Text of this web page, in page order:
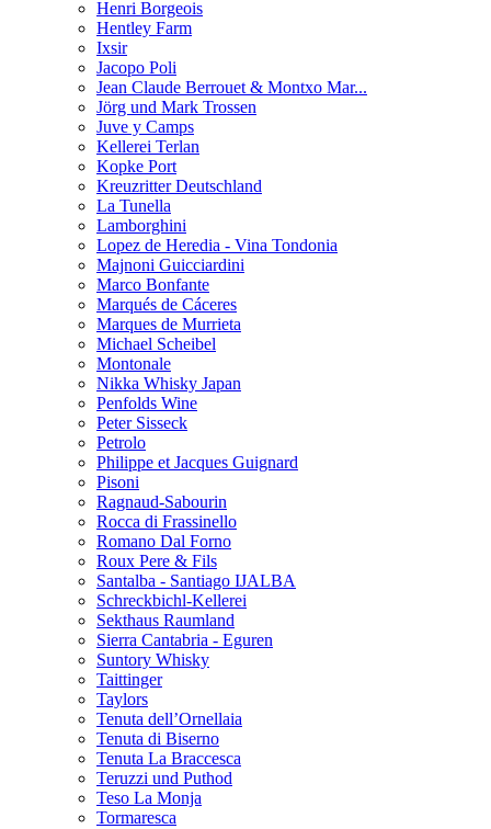
Henri Borgeois
Hentley Farm
Ixsir
Jacopo Poli
Jean Claude Berrouet & Montxo Mar...
Jörg und Mark Trossen
Juve y Camps
Kellerei Terlan
Kopke Port
Kreuzritter Deutschland
La Tunella
Lamborghini
Lopez de Heredia - Vina Tondonia
Majnoni Guicciardini
Marco Bonfante
Marqués de Cáceres
Marques de Murrieta
Michael Scheibel
Montonale
Nikka Whisky Japan
Penfolds Wine
Peter Sisseck
Petrolo
Philippe et Jacques Guignard
Pisoni
Ragnaud-Sabourin
Rocca di Frassinello
Romano Dal Forno
Roux Pere & Fils
Santalba - Santiago IJALBA
Schreckbichl-Kellerei
Sekthaus Raumland
Sierra Cantabria - Eguren
Suntory Whisky
Taittinger
Taylors
Tenuta dell’Ornellaia
Tenuta di Biserno
Tenuta La Braccesca
Teruzzi und Puthod
Teso La Monja
Tormaresca